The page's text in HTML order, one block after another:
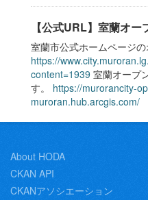
【公式URL】室蘭オ
室蘭市公式ホームページ
https://
content=1939 室蘭オープ
す。 https://murorancity-
muroran.hub.arcgis.com/
About HODA
CKAN API
CKANアソシエーション